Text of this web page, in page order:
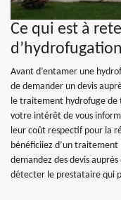
Ce qui est à
Avant d’entamer une
de demander un devis
le traitement hydrofuge
votre intérêt de vous
leur coût respectif pour la
bénéficiiez d’un
demandez des devis
détecter le prestataire qui